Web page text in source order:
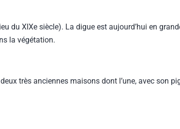
du XIXe siècle). La digue est aujourd’hui en
la végétation.
très anciennes maisons dont l’une, avec son